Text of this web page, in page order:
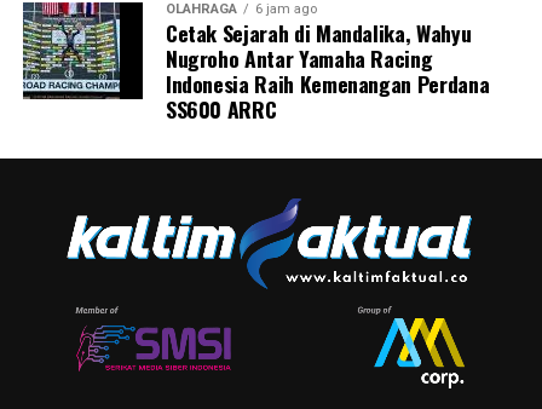
OLAHRAGA 6 jam ago
Cetak Sejarah di Mandalika, Wahyu
Nugroho Antar Yamaha Racing
Indonesia Raih Kemenangan Perdana
SS600 ARRC